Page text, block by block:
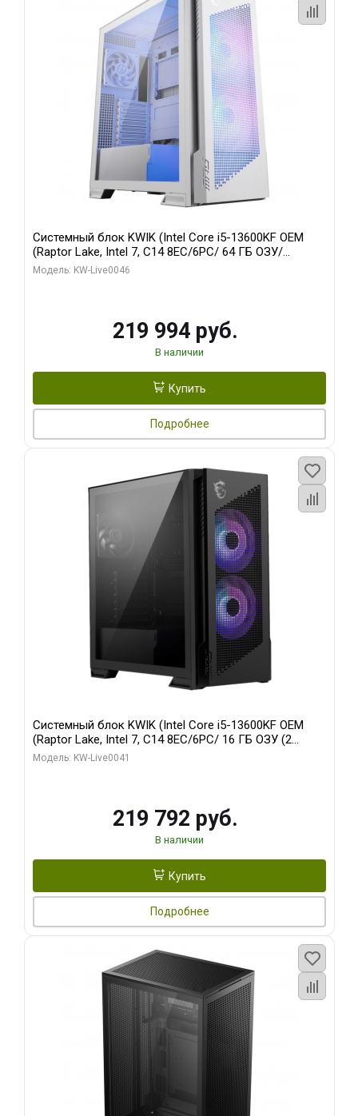
Системный блок KWIK (Intel Core i5-13600KF OEM
(Raptor Lake, Intel 7, C14 8EC/6PC/ 64 ГБ ОЗУ/
Gigabyte RTX5060Ti GAMING OC 8GB GDDR7 128bit
Модель: KW-Live0046
219 994 руб.
В наличии
Купить
Подробнее
Системный блок KWIK (Intel Core i5-13600KF OEM
(Raptor Lake, Intel 7, C14 8EC/6PC/ 16 ГБ ОЗУ (2
модуля)/ Palit RTX5080 GAMINGPRO OC 16GB GDDR7
Модель: KW-Live0041
219 792 руб.
В наличии
Купить
Подробнее